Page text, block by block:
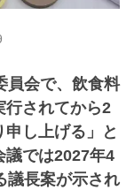
員会で、飲食料
行されてから2
し上げる」と
議では2027年4
議長案が示され